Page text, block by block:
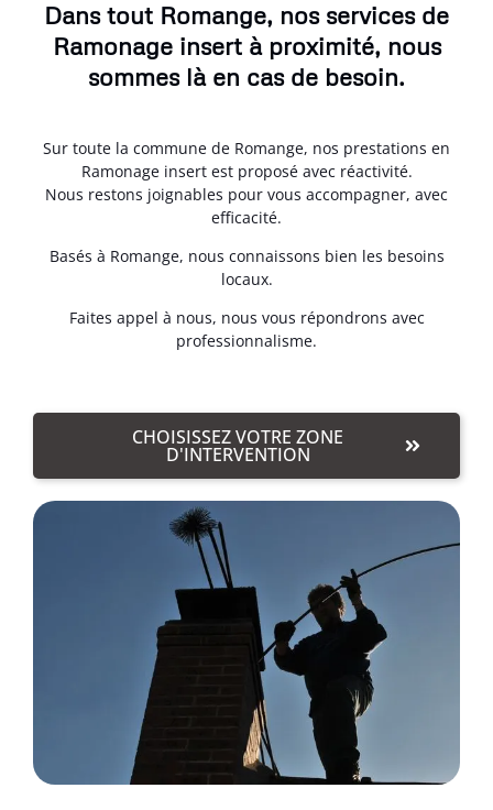
Dans tout Romange, nos services de
Ramonage insert à proximité, nous
sommes là en cas de besoin.
Sur toute la commune de Romange, nos prestations en
Ramonage insert est proposé avec réactivité.
Nous restons joignables pour vous accompagner, avec
efficacité.
Basés à Romange, nous connaissons bien les besoins
locaux.
Faites appel à nous, nous vous répondrons avec
professionnalisme.
CHOISISSEZ VOTRE ZONE
D'INTERVENTION